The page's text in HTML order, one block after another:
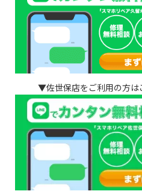
▼佐世保店をご利用の方